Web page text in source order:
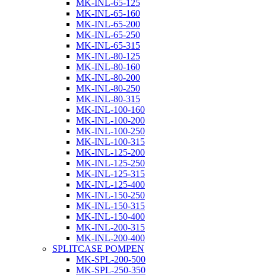
MK-INL-65-125
MK-INL-65-160
MK-INL-65-200
MK-INL-65-250
MK-INL-65-315
MK-INL-80-125
MK-INL-80-160
MK-INL-80-200
MK-INL-80-250
MK-INL-80-315
MK-INL-100-160
MK-INL-100-200
MK-INL-100-250
MK-INL-100-315
MK-INL-125-200
MK-INL-125-250
MK-INL-125-315
MK-INL-125-400
MK-INL-150-250
MK-INL-150-315
MK-INL-150-400
MK-INL-200-315
MK-INL-200-400
SPLITCASE POMPEN
MK-SPL-200-500
MK-SPL-250-350